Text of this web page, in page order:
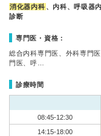
消化器内科 、内科、呼吸器
診断
専門医・資格：
総合内科専門医、外科専門
門医、呼…
診療時間
08:45-12:30
14:15-18:00